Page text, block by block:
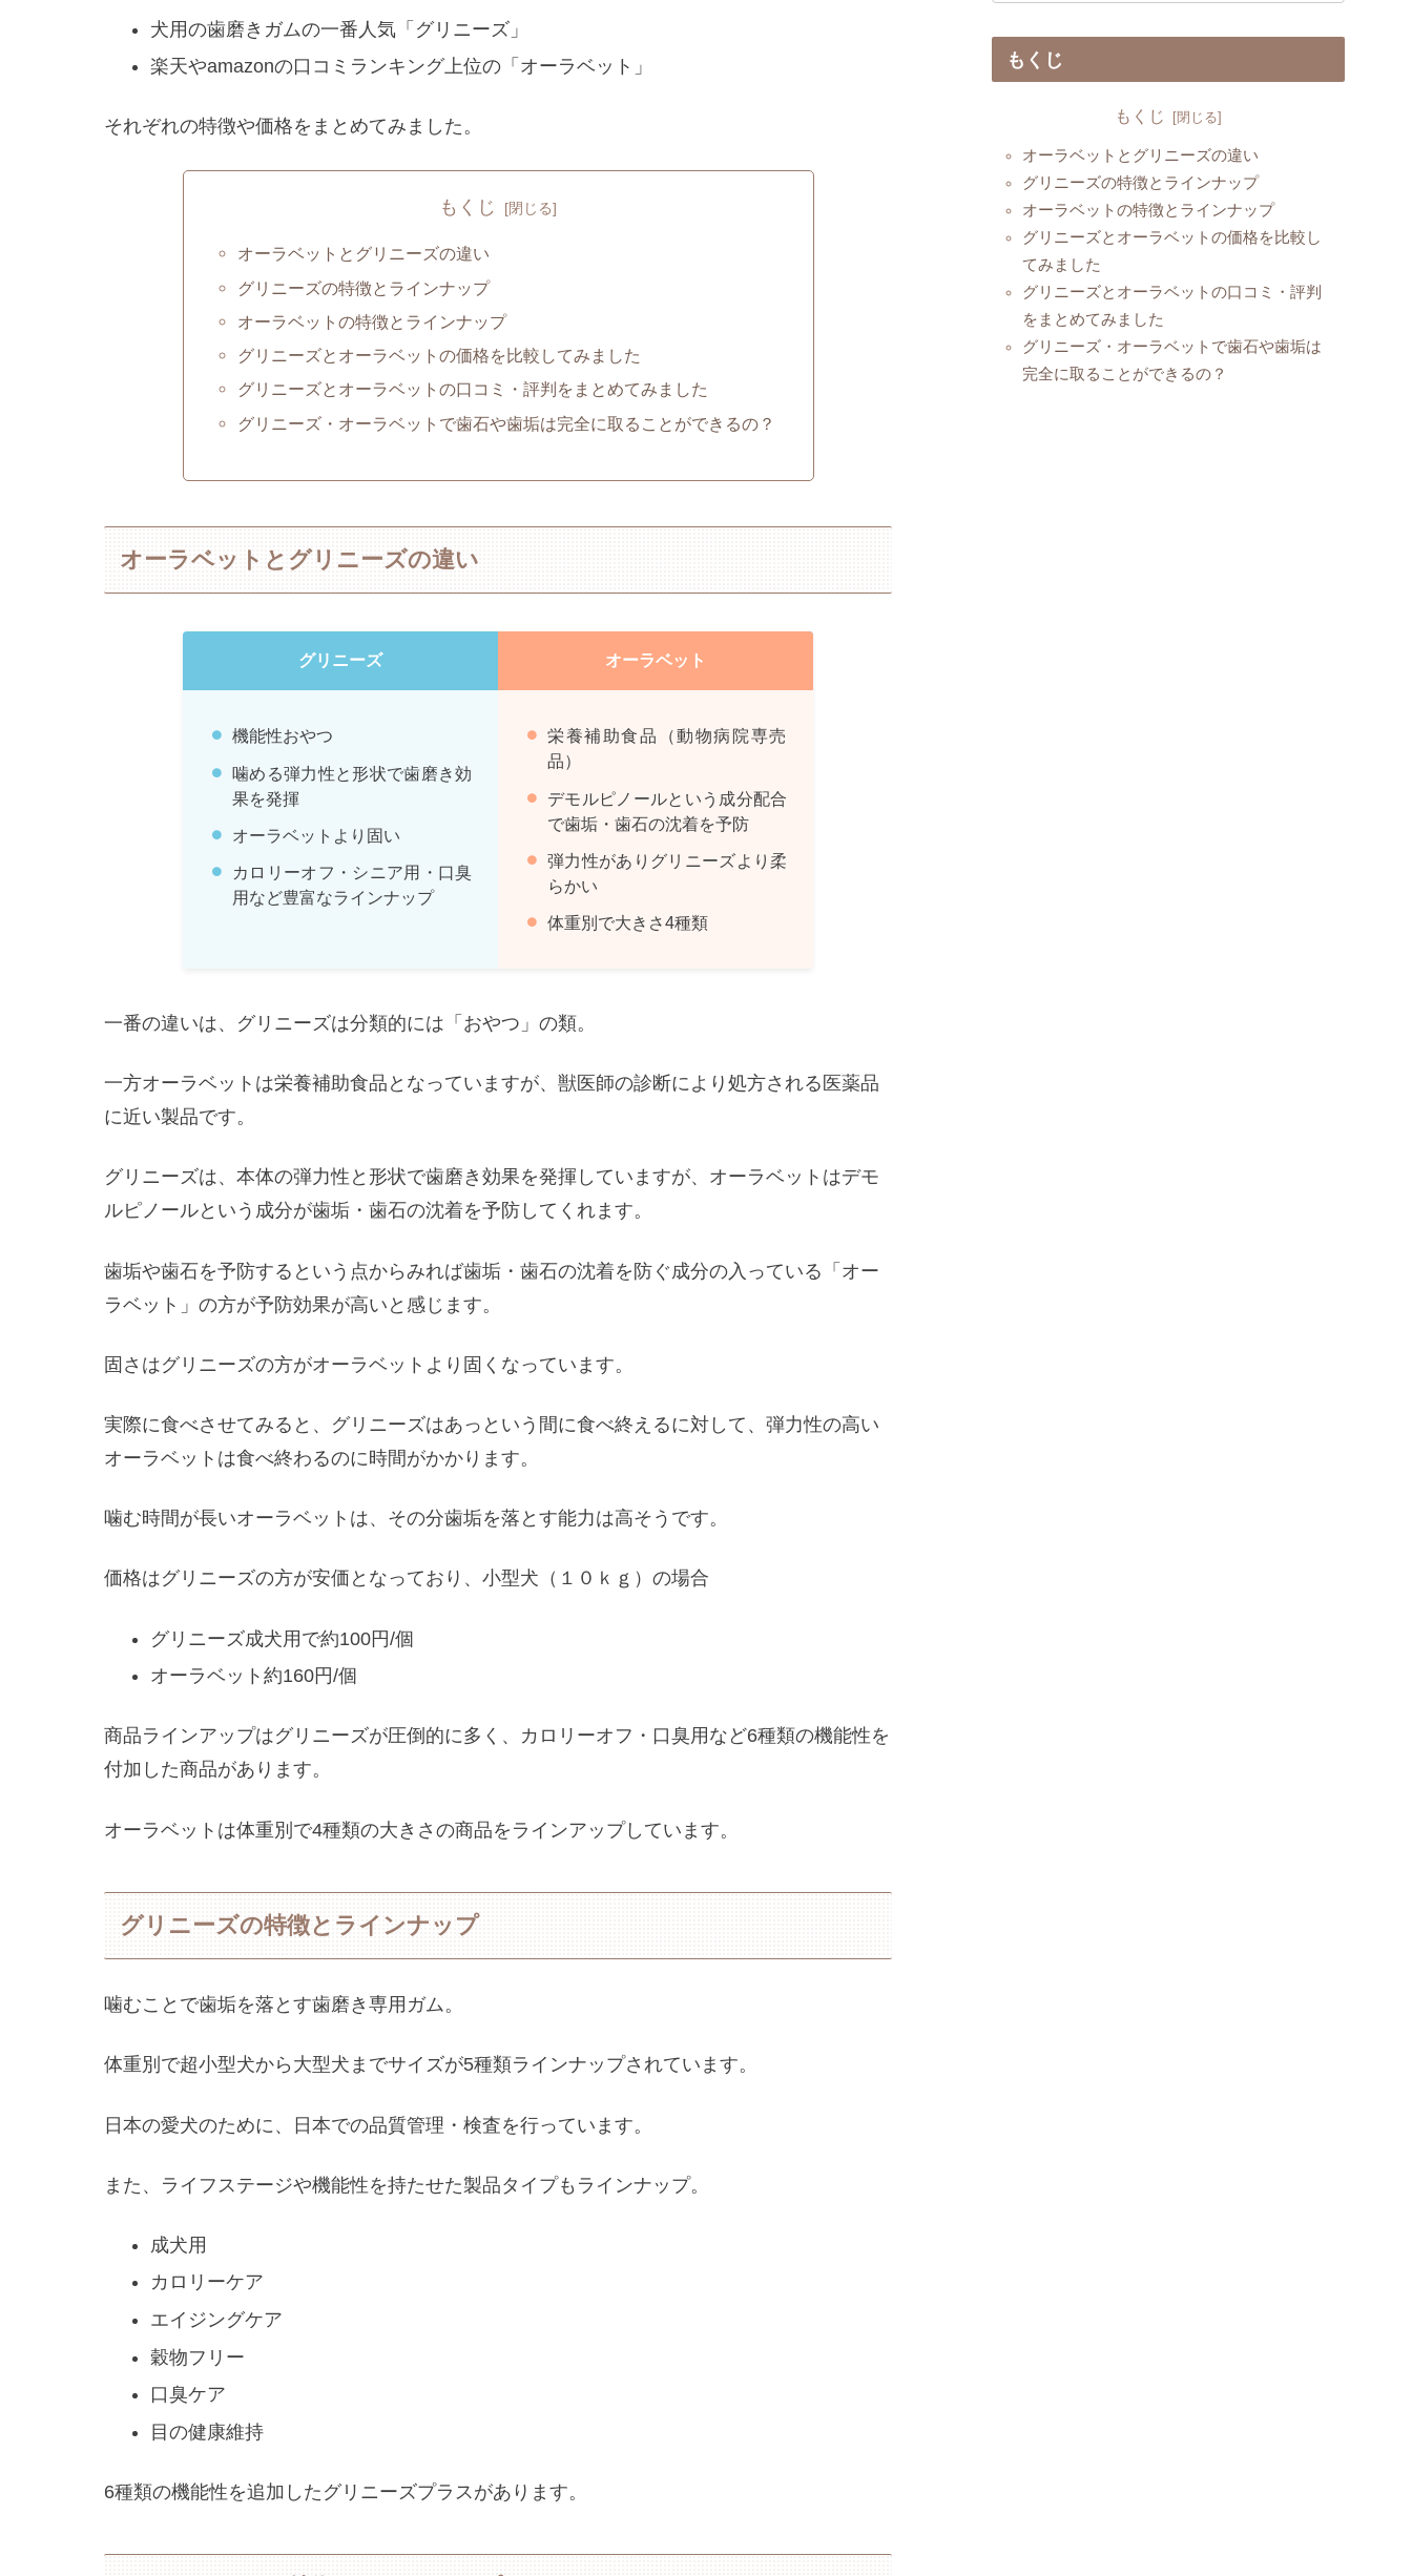
犬用の歯磨きガムの一番人気「グリニーズ」
楽天やamazonの口コミランキング上位の「オーラベット」
それぞれの特徴や価格をまとめてみました。
もくじ
オーラベットとグリニーズの違い
グリニーズの特徴とラインナップ
オーラベットの特徴とラインナップ
グリニーズとオーラベットの価格を比較してみました
グリニーズとオーラベットの口コミ・評判をまとめてみました
グリニーズ・オーラベットで歯石や歯垢は完全に取ることができるの？
オーラベットとグリニーズの違い
グリニーズ オーラベット
機能性おやつ
噛める弾力性と形状で歯磨き効
果を発揮
オーラベットより固い
カロリーオフ・シニア用・口臭
用など豊富なラインナップ
栄養補助食品（動物病院専売
品）
デモルピノールという成分配合
で歯垢・歯石の沈着を予防
弾力性がありグリニーズより柔
らかい
体重別で大きさ4種類
一番の違いは、グリニーズは分類的には「おやつ」の類。
一方オーラベットは栄養補助食品となっていますが、獣医師の診断により処方される医薬品
に近い製品です。
グリニーズは、本体の弾力性と形状で歯磨き効果を発揮していますが、オーラベットはデモ
ルピノールという成分が歯垢・歯石の沈着を予防してくれます。
歯垢や歯石を予防するという点からみれば歯垢・歯石の沈着を防ぐ成分の入っている「オー
ラベット」の方が予防効果が高いと感じます。
固さはグリニーズの方がオーラベットより固くなっています。
実際に食べさせてみると、グリニーズはあっという間に食べ終えるに対して、弾力性の高い
オーラベットは食べ終わるのに時間がかかります。
噛む時間が長いオーラベットは、その分歯垢を落とす能力は高そうです。
価格はグリニーズの方が安価となっており、小型犬（１０ｋｇ）の場合
グリニーズ成犬用で約100円/個
オーラベット約160円/個
商品ラインアップはグリニーズが圧倒的に多く、カロリーオフ・口臭用など6種類の機能性を
付加した商品があります。
オーラベットは体重別で4種類の大きさの商品をラインアップしています。
グリニーズの特徴とラインナップ
噛むことで歯垢を落とす歯磨き専用ガム。
体重別で超小型犬から大型犬までサイズが5種類ラインナップされています。
日本の愛犬のために、日本での品質管理・検査を行っています。
また、ライフステージや機能性を持たせた製品タイプもラインナップ。
成犬用
カロリーケア
エイジングケア
穀物フリー
口臭ケア
目の健康維持
6種類の機能性を追加したグリニーズプラスがあります。
もくじ
もくじ
オーラベットとグリニーズの違い
グリニーズの特徴とラインナップ
オーラベットの特徴とラインナップ
グリニーズとオーラベットの価格を比較し
てみました
グリニーズとオーラベットの口コミ・評判
をまとめてみました
グリニーズ・オーラベットで歯石や歯垢は
完全に取ることができるの？